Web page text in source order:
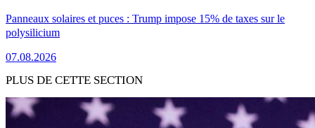
Panneaux solaires et puces : Trump impose 15% de taxes sur le
polysilicium
07.08.2026
PLUS DE CETTE SECTION